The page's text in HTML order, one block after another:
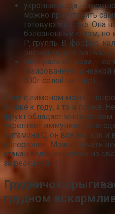
укропная вода —
можно приготовить
готовую в аптеке. Она
болезненный спазм, но
Р, группы В, фосфор,
элементы для малыша;
минеральная вода — её
газированную и
500г солей на литр).
Воду с лимоном можно
ближе к году, а то и позже.
фрукт обладает
укрепляет иммунитет,
витамина С, он всё же, как
аллергенен. Можно начать
стакан воды, выжатых из
за реакцией. [4]
Грудничок
грудном